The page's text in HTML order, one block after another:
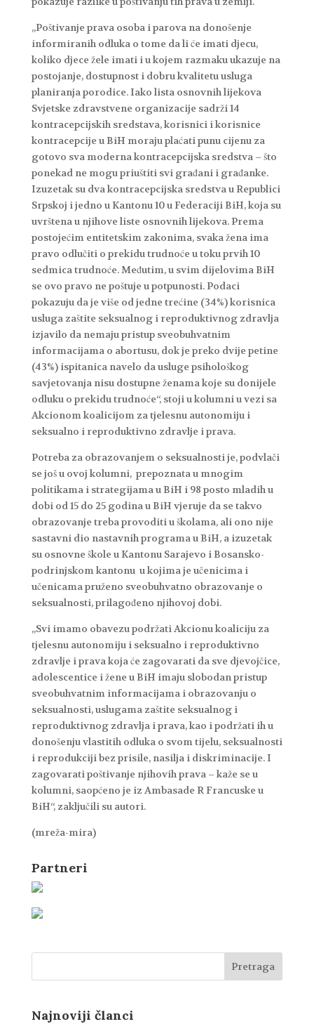
„Poštivanje prava osoba i parova na donošenje
informiranih odluka o tome da li će imati djecu,
koliko djece žele imati i u kojem razmaku ukazuje na
postojanje, dostupnost i dobru kvalitetu usluga
planiranja porodice. Iako lista osnovnih lijekova
Svjetske zdravstvene organizacije sadrži 14
kontracepcijskih sredstava, korisnici i korisnice
kontracepcije u BiH moraju plaćati punu cijenu za
gotovo sva moderna kontracepcijska sredstva – što
ponekad ne mogu priuštiti svi građani i građanke.
Izuzetak su dva kontracepcijska sredstva u Republici
Srpskoj i jedno u Kantonu 10 u Federaciji BiH, koja su
uvrštena u njihove liste osnovnih lijekova. Prema
postojećim entitetskim zakonima, svaka žena ima
pravo odlučiti o prekidu trudnoće u toku prvih 10
sedmica trudnoće. Međutim, u svim dijelovima BiH
se ovo pravo ne poštuje u potpunosti. Podaci
pokazuju da je više od jedne trećine (34%) korisnica
usluga zaštite seksualnog i reproduktivnog zdravlja
izjavilo da nemaju pristup sveobuhvatnim
informacijama o abortusu, dok je preko dvije petine
(43%) ispitanica navelo da usluge psihološkog
savjetovanja nisu dostupne ženama koje su donijele
odluku o prekidu trudnoće“, stoji u kolumni u vezi sa
Akcionom koalicijom za tjelesnu autonomiju i
seksualno i reproduktivno zdravlje i prava.
Potreba za obrazovanjem o seksualnosti je, podvlači
se još u ovoj kolumni, prepoznata u mnogim
politikama i strategijama u BiH i 98 posto mladih u
dobi od 15 do 25 godina u BiH vjeruje da se takvo
obrazovanje treba provoditi u školama, ali ono nije
sastavni dio nastavnih programa u BiH, a izuzetak
su osnovne škole u Kantonu Sarajevo i Bosansko-
podrinjskom kantonu u kojima je učenicima i
učenicama pruženo sveobuhvatno obrazovanje o
seksualnosti, prilagođeno njihovoj dobi.
„Svi imamo obavezu podržati Akcionu koaliciju za
tjelesnu autonomiju i seksualno i reproduktivno
zdravlje i prava koja će zagovarati da sve djevojčice,
adolescentice i žene u BiH imaju slobodan pristup
sveobuhvatnim informacijama i obrazovanju o
seksualnosti, uslugama zaštite seksualnog i
reproduktivnog zdravlja i prava, kao i podržati ih u
donošenju vlastitih odluka o svom tijelu, seksualnosti
i reprodukciji bez prisile, nasilja i diskriminacije. I
zagovarati poštivanje njihovih prava – kaže se u
kolumni, saopćeno je iz Ambasade R Francuske u
BiH“, zaključili su autori.
(mreža-mira)
Partneri
Najnoviji članci